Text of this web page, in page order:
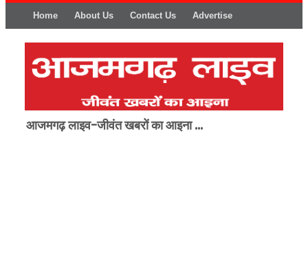
Home About Us Contact Us Advertise
आजमगढ़ लाइव-जीवंत खबरों का आइना ...